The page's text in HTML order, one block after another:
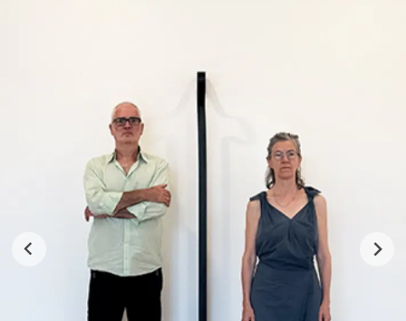
Sonntag, 19. Oktober 2025, 15 Uhr / Dimanche 19 Octobre
Dauer der Ausstellung I Durée de l‘exposition
19. Oktober 2025 bis 25. Januar 2026 I du 19 Octobre 2025
au 25Janvier 2026
Öffnungszeiten / Heures d‘ouverture
Di–Fr, 10–17 Uhr I du Mardi au Vendredi, de 10 h à 17 h
So 14–18 Uhr I le Dimanche de 14 h à 18 h
Mehr erfahren